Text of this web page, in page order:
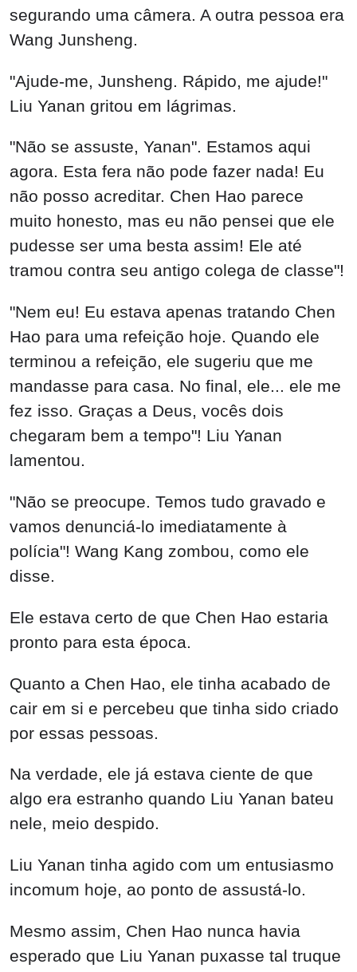
segurando uma câmera. A outra pessoa era
Wang Junsheng.
"Ajude-me, Junsheng. Rápido, me ajude!"
Liu Yanan gritou em lágrimas.
"Não se assuste, Yanan". Estamos aqui
agora. Esta fera não pode fazer nada! Eu
não posso acreditar. Chen Hao parece
muito honesto, mas eu não pensei que ele
pudesse ser uma besta assim! Ele até
tramou contra seu antigo colega de classe"!
"Nem eu! Eu estava apenas tratando Chen
Hao para uma refeição hoje. Quando ele
terminou a refeição, ele sugeriu que me
mandasse para casa. No final, ele... ele me
fez isso. Graças a Deus, vocês dois
chegaram bem a tempo"! Liu Yanan
lamentou.
"Não se preocupe. Temos tudo gravado e
vamos denunciá-lo imediatamente à
polícia"! Wang Kang zombou, como ele
disse.
Ele estava certo de que Chen Hao estaria
pronto para esta época.
Quanto a Chen Hao, ele tinha acabado de
cair em si e percebeu que tinha sido criado
por essas pessoas.
Na verdade, ele já estava ciente de que
algo era estranho quando Liu Yanan bateu
nele, meio despido.
Liu Yanan tinha agido com um entusiasmo
incomum hoje, ao ponto de assustá-lo.
Mesmo assim, Chen Hao nunca havia
esperado que Liu Yanan puxasse tal truque